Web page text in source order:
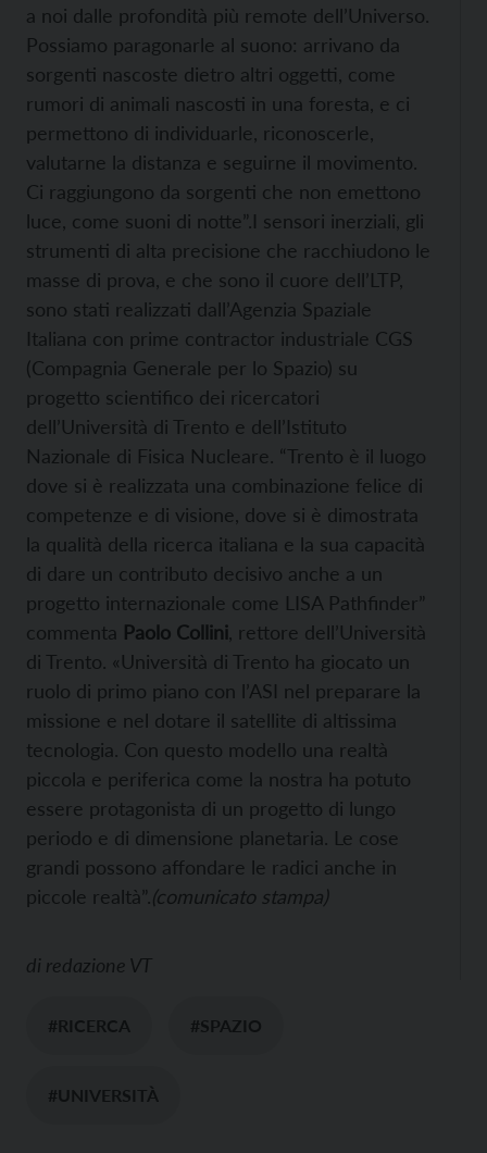
a noi dalle profondità più remote dell’Universo.
Possiamo paragonarle al suono: arrivano da
sorgenti nascoste dietro altri oggetti, come
rumori di animali nascosti in una foresta, e ci
permettono di individuarle, riconoscerle,
valutarne la distanza e seguirne il movimento.
Ci raggiungono da sorgenti che non emettono
luce, come suoni di notte”.I sensori inerziali, gli
strumenti di alta precisione che racchiudono le
masse di prova, e che sono il cuore dell’LTP,
sono stati realizzati dall’Agenzia Spaziale
Italiana con prime contractor industriale CGS
(Compagnia Generale per lo Spazio) su
progetto scientifico dei ricercatori
dell’Università di Trento e dell’Istituto
Nazionale di Fisica Nucleare. “Trento è il luogo
dove si è realizzata una combinazione felice di
competenze e di visione, dove si è dimostrata
la qualità della ricerca italiana e la sua capacità
di dare un contributo decisivo anche a un
progetto internazionale come LISA Pathfinder”
commenta Paolo Collini , rettore dell’Università
di Trento. «Università di Trento ha giocato un
ruolo di primo piano con l’ASI nel preparare la
missione e nel dotare il satellite di altissima
tecnologia. Con questo modello una realtà
piccola e periferica come la nostra ha potuto
essere protagonista di un progetto di lungo
periodo e di dimensione planetaria. Le cose
grandi possono affondare le radici anche in
piccole realtà”.(comunicato stampa)
di redazione VT
#RICERCA #SPAZIO
#UNIVERSITÀ